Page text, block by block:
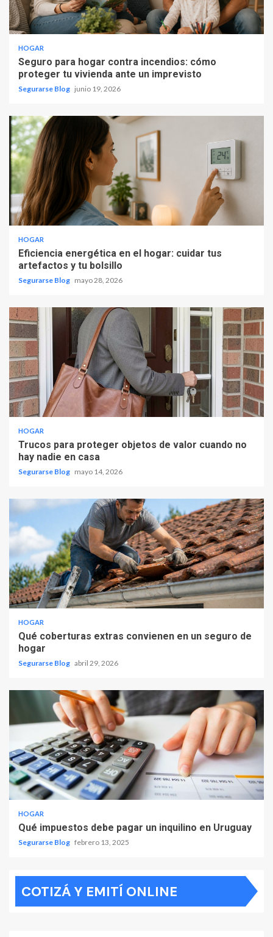
HOGAR
Seguro para hogar contra incendios: cómo
proteger tu vivienda ante un imprevisto
Segurarse Blog junio 19, 2026
HOGAR
Eficiencia energética en el hogar: cuidar tus
artefactos y tu bolsillo
Segurarse Blog mayo 28, 2026
HOGAR
Trucos para proteger objetos de valor cuando no
hay nadie en casa
Segurarse Blog mayo 14, 2026
HOGAR
Qué coberturas extras convienen en un seguro de
hogar
Segurarse Blog abril 29, 2026
HOGAR
Qué impuestos debe pagar un inquilino en Uruguay
Segurarse Blog febrero 13, 2025
COTIZÁ Y EMITÍ ONLINE